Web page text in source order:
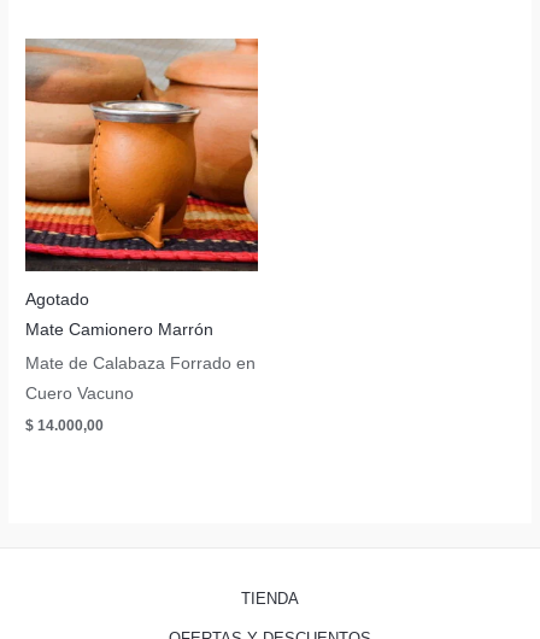
Agotado
Mate Camionero Marrón
Mate de Calabaza Forrado en
Cuero Vacuno
$ 14.000,00
TIENDA